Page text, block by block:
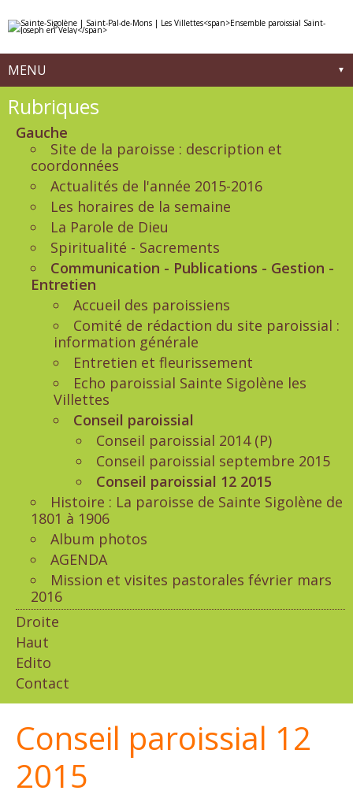
contenu.
la
MENU
Navigation
Rubriques
Gauche
Site de la paroisse : description et
coordonnées
Actualités de l'année 2015-2016
Les horaires de la semaine
La Parole de Dieu
Spiritualité - Sacrements
Communication - Publications - Gestion -
Entretien
Accueil des paroissiens
Comité de rédaction du site paroissial :
information générale
Entretien et fleurissement
Echo paroissial Sainte Sigolène les
Villettes
Conseil paroissial
Conseil paroissial 2014 (P)
Conseil paroissial septembre 2015
Conseil paroissial 12 2015
Histoire : La paroisse de Sainte Sigolène de
1801 à 1906
Album photos
AGENDA
Mission et visites pastorales février mars
2016
Droite
Haut
Edito
Contact
Conseil paroissial 12
2015